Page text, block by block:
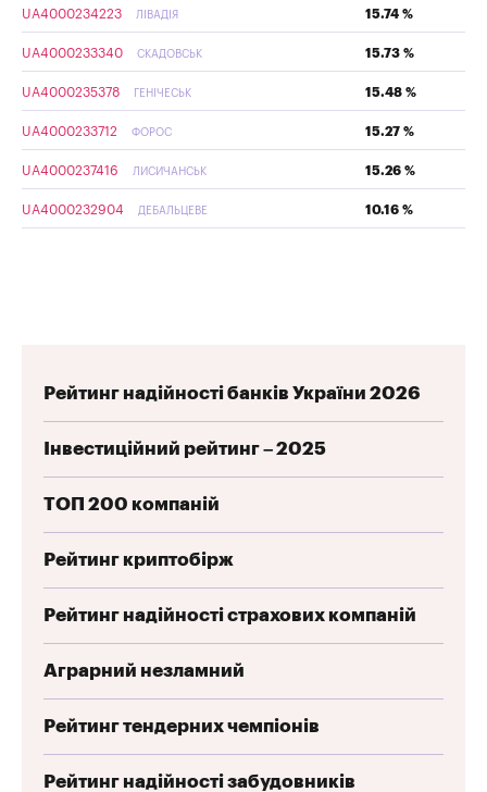
UA4000234223 ЛІВАДІЯ 15.74 %
UA4000233340 СКАДОВСЬК 15.73 %
UA4000235378 ГЕНІЧЕСЬК 15.48 %
UA4000233712 ФОРОС 15.27 %
UA4000237416 ЛИСИЧАНСЬК 15.26 %
UA4000232904 ДЕБАЛЬЦЕВЕ 10.16 %
Рейтинг надійності банків України 2026
Інвестиційний рейтинг – 2025
ТОП 200 компаній
Рейтинг криптобірж
Рейтинг надійності страхових компаній
Аграрний незламний
Рейтинг тендерних чемпіонів
Рейтинг надійності забудовників